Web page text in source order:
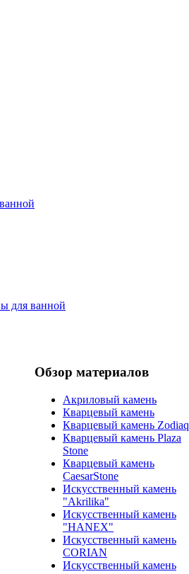
для ванной
Обзор материалов
Акриловый камень
Кварцевый камень
Кварцевый камень Zodiaq
Кварцевый камень Plaza
Stone
Кварцевый камень
CaesarStone
Искусственный камень
"Akrilika"
Искусственный камень
"HANEX"
Искусственный камень
CORIAN
Искусственный камень